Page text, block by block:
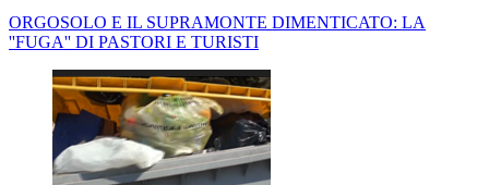
ORGOSOLO E IL SUPRAMONTE DIMENTICATO: LA
''FUGA'' DI PASTORI E TURISTI